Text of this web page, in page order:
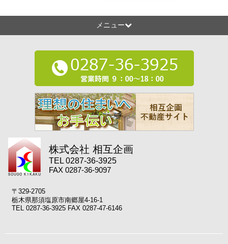
メニュー
株式会社 相互企画
TEL 0287-36-3925
FAX 0287-36-9097
〒329-2705
栃木県那須塩原市南郷屋4-16-1
TEL 0287-36-3925 FAX 0287-47-6146